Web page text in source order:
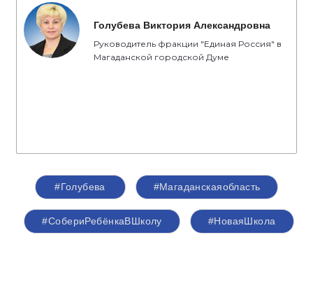
Голубева Виктория Александровна
Руководитель фракции "Единая Россия" в
Магаданской городской Думе
#Голубева #Магаданскаяобласть
#СобериРебёнкаВШколу #НоваяШкола